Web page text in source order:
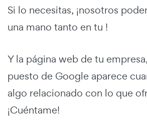
Si lo necesitas, ¡nosotros
una mano tanto en tu !
Y la página web de tu
puesto de Google aparece
algo relacionado con lo que
¡Cuéntame!